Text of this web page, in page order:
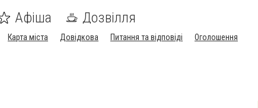
Афіша Дозвілля
Карта міста Довідкова Питання та відповіді
Оголошення